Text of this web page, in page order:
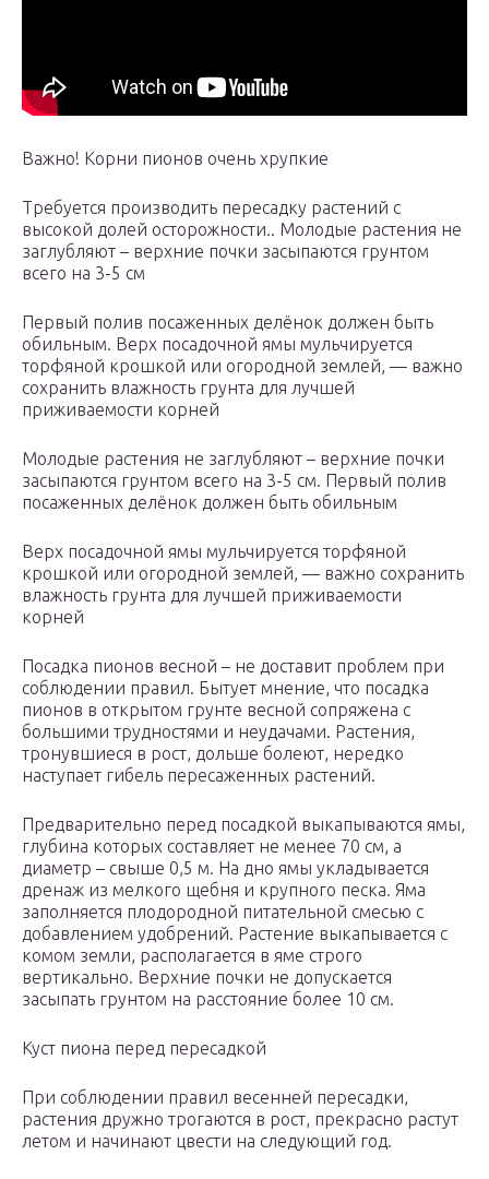
Важно! Корни пионов очень хрупкие
Требуется производить пересадку растений с
высокой долей осторожности.. Молодые растения не
заглубляют – верхние почки засыпаются грунтом
всего на 3-5 см
Первый полив посаженных делёнок должен быть
обильным. Верх посадочной ямы мульчируется
торфяной крошкой или огородной землей, — важно
сохранить влажность грунта для лучшей
приживаемости корней
Молодые растения не заглубляют – верхние почки
засыпаются грунтом всего на 3-5 см. Первый полив
посаженных делёнок должен быть обильным
Верх посадочной ямы мульчируется торфяной
крошкой или огородной землей, — важно сохранить
влажность грунта для лучшей приживаемости
корней
Посадка пионов весной – не доставит проблем при
соблюдении правил. Бытует мнение, что посадка
пионов в открытом грунте весной сопряжена с
большими трудностями и неудачами. Растения,
тронувшиеся в рост, дольше болеют, нередко
наступает гибель пересаженных растений.
Предварительно перед посадкой выкапываются ямы,
глубина которых составляет не менее 70 см, а
диаметр – свыше 0,5 м. На дно ямы укладывается
дренаж из мелкого щебня и крупного песка. Яма
заполняется плодородной питательной смесью с
добавлением удобрений. Растение выкапывается с
комом земли, располагается в яме строго
вертикально. Верхние почки не допускается
засыпать грунтом на расстояние более 10 см.
Куст пиона перед пересадкой
При соблюдении правил весенней пересадки,
растения дружно трогаются в рост, прекрасно растут
летом и начинают цвести на следующий год.